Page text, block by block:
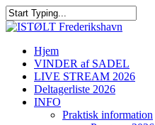
Hjem
VINDER af SADEL
LIVE STREAM 2026
Deltagerliste 2026
INFO
Praktisk information